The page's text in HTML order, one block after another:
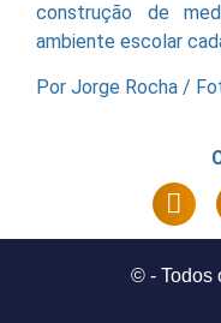
construção de
ambiente escolar
Por Jorge Rocha /
© - Todos